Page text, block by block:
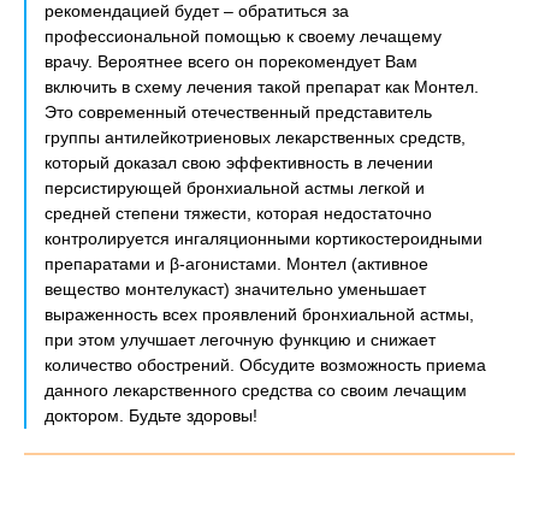
рекомендацией будет – обратиться за
профессиональной помощью к своему лечащему
врачу. Вероятнее всего он порекомендует Вам
включить в схему лечения такой препарат как Монтел.
Это современный отечественный представитель
группы антилейкотриеновых лекарственных средств,
который доказал свою эффективность в лечении
персистирующей бронхиальной астмы легкой и
средней степени тяжести, которая недостаточно
контролируется ингаляционными кортикостероидными
препаратами и β-агонистами. Монтел (активное
вещество монтелукаст) значительно уменьшает
выраженность всех проявлений бронхиальной астмы,
при этом улучшает легочную функцию и снижает
количество обострений. Обсудите возможность приема
данного лекарственного средства со своим лечащим
доктором. Будьте здоровы!